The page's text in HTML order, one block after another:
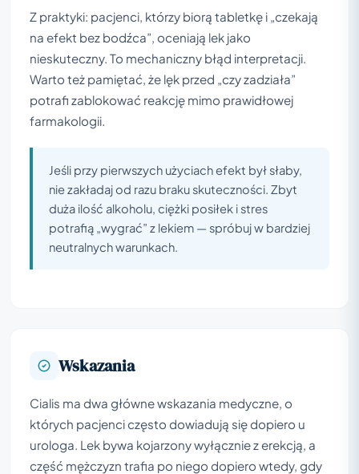
Z praktyki: pacjenci, którzy biorą tabletkę i „czekają
na efekt bez bodźca”, oceniają lek jako
nieskuteczny. To mechaniczny błąd interpretacji.
Warto też pamiętać, że lęk przed „czy zadziała”
potrafi zablokować reakcję mimo prawidłowej
farmakologii.
Jeśli przy pierwszych użyciach efekt był słaby,
nie zakładaj od razu braku skuteczności. Zbyt
duża ilość alkoholu, ciężki posiłek i stres
potrafią „wygrać” z lekiem — spróbuj w bardziej
neutralnych warunkach.
Wskazania
Cialis ma dwa główne wskazania medyczne, o
których pacjenci często dowiadują się dopiero u
urologa. Lek bywa kojarzony wyłącznie z erekcją, a
część mężczyzn trafia po niego dopiero wtedy, gdy